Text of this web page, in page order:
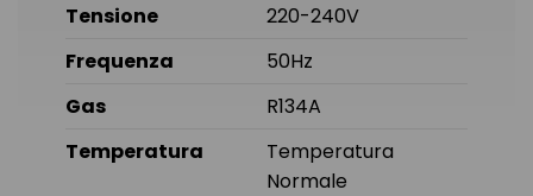
Tensione
220-240V
Frequenza
50Hz
Gas
R134A
Temperatura
Temperatura
Normale